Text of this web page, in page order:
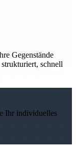
Gegenstände
schnell
Ihr individuelles